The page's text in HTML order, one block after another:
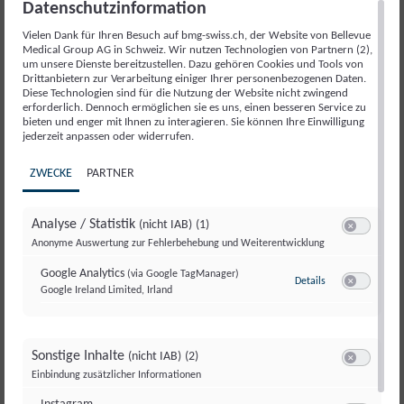
Kontaktinformation
Theaterstrasse 8
8001 Zürich
+41 44 295 30 45
Datenschutzinformation
Vielen Dank für Ihren Besuch auf bmg-swiss.ch, der Website von Bellevue
Medical Group AG in Schweiz. Wir nutzen Technologien von Partnern (2),
um unsere Dienste bereitzustellen. Dazu gehören Cookies und Tools von
Drittanbietern zur Verarbeitung einiger Ihrer personenbezogenen Daten.
Diese Technologien sind für die Nutzung der Website nicht zwingend
erforderlich. Dennoch ermöglichen sie es uns, einen besseren Service zu
bieten und enger mit Ihnen zu interagieren. Sie können Ihre Einwilligung
jederzeit anpassen oder widerrufen.
ZWECKE PARTNER
Analyse / Statistik (nicht IAB) (1)
Anonyme Auswertung zur Fehlerbehebung und Weiterentwicklung
Google Analytics (via Google TagManager)
Google Ireland Limited, Irland
Detailszu Google
Sonstige Inhalte (nicht IAB) (2)
Einbindung zusätzlicher Informationen